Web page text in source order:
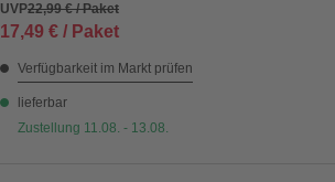
UVP22,99 € / Paket
17,49 € / Paket
Verfügbarkeit im Markt prüfen
lieferbar
Zustellung 11.08. - 13.08.